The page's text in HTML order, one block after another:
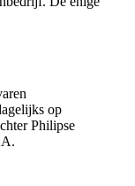
op
Philipse